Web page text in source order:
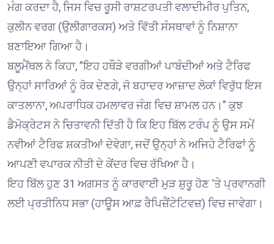
ਮੰਗ ਕਰਦਾ ਹੈ, ਜਿਸ ਵਿਚ ਰੂਸੀ ਰਾਸ਼ਟਰਪਤੀ ਵਲਾਦੀਮੀਰ ਪੁਤਿਨ,
ਕੁਲੀਨ ਵਰਗ (ਉਲੀਗਾਰਕਸ) ਅਤੇ ਵਿੱਤੀ ਸੰਸਥਾਵਾਂ ਨੂੰ ਨਿਸ਼ਾਨਾ
ਬਣਾਇਆ ਗਿਆ ਹੈ।
ਬਲੂਮੈਂਥਲ ਨੇ ਕਿਹਾ, ”ਇਹ ਹਥੌੜੇ ਵਰਗੀਆਂ ਪਾਬੰਦੀਆਂ ਅਤੇ ਟੈਰਿਫ
ਉਨ੍ਹਾਂ ਸਾਰਿਆਂ ਨੂੰ ਰੋਕ ਦੇਣਗੇ, ਜੋ ਬਹਾਦਰ ਆਜ਼ਾਦ ਲੋਕਾਂ ਵਿਰੁੱਧ ਇਸ
ਕਾਤਲਾਨਾ, ਅਪਰਾਧਿਕ ਹਮਲਾਵਰ ਜੰਗ ਵਿਚ ਸ਼ਾਮਲ ਹਨ।” ਕੁਝ
ਡੈਮੋਕ੍ਰੇਟਸ ਨੇ ਚਿਤਾਵਨੀ ਦਿੱਤੀ ਹੈ ਕਿ ਇਹ ਬਿੱਲ ਟਰੰਪ ਨੂੰ ਉਸ ਸਮੇਂ
ਨਵੀਆਂ ਟੈਰਿਫ ਸ਼ਕਤੀਆਂ ਦੇਵੇਗਾ, ਜਦੋਂ ਉਨ੍ਹਾਂ ਨੇ ਅਜਿਹੇ ਟੈਰਿਫਾਂ ਨੂੰ
ਆਪਣੀ ਵਪਾਰਕ ਨੀਤੀ ਦੇ ਕੇਂਦਰ ਵਿਚ ਰੱਖਿਆ ਹੈ।
ਇਹ ਬਿੱਲ ਹੁਣ 31 ਅਗਸਤ ਨੂੰ ਕਾਰਵਾਈ ਮੁੜ ਸ਼ੁਰੂ ਹੋਣ ‘ਤੇ ਪ੍ਰਵਾਨਗੀ
ਲਈ ਪ੍ਰਤੀਨਿਧ ਸਭਾ (ਹਾਊਸ ਆਫ਼ ਰੈਪਿਜ਼ੈਂਟੇਟਿਵਜ਼) ਵਿਚ ਜਾਵੇਗਾ।